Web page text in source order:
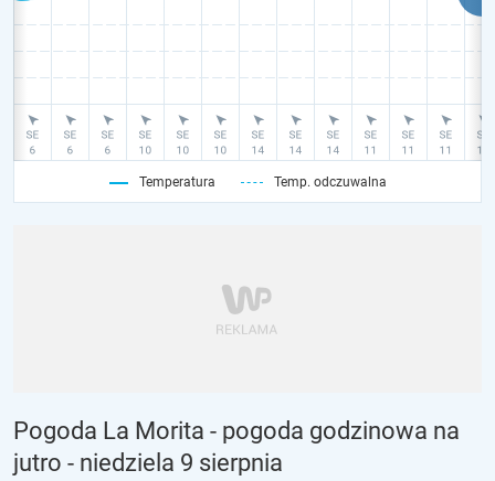
Temperatura Temp. odczuwalna
Pogoda La Morita - pogoda godzinowa na
jutro - niedziela 9 sierpnia